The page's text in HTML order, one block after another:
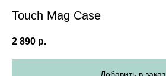
Touch Mag Case
2 890 р.